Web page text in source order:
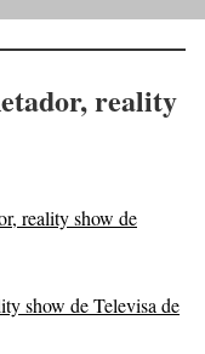
reality
reality show de
show de Televisa de